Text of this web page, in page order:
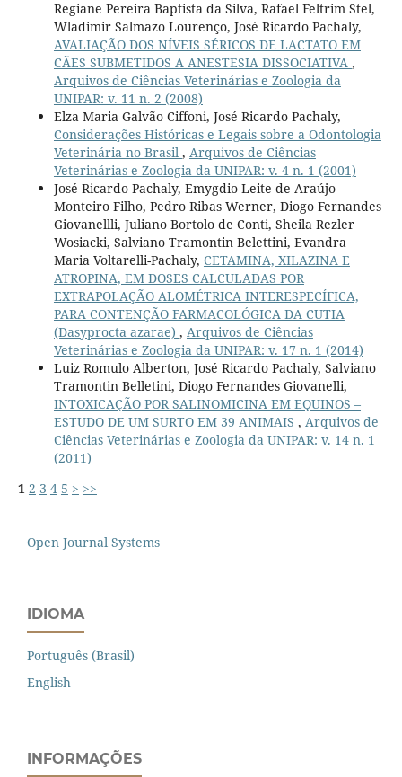
Regiane Pereira Baptista da Silva, Rafael Feltrim Stel,
Wladimir Salmazo Lourenço, José Ricardo Pachaly,
AVALIAÇÃO DOS NÍVEIS SÉRICOS DE LACTATO EM
CÃES SUBMETIDOS A ANESTESIA DISSOCIATIVA ,
Arquivos de Ciências Veterinárias e Zoologia da
UNIPAR: v. 11 n. 2 (2008)
Elza Maria Galvão Ciffoni, José Ricardo Pachaly,
Considerações Históricas e Legais sobre a Odontologia
Veterinária no Brasil , Arquivos de Ciências
Veterinárias e Zoologia da UNIPAR: v. 4 n. 1 (2001)
José Ricardo Pachaly, Emygdio Leite de Araújo
Monteiro Filho, Pedro Ribas Werner, Diogo Fernandes
Giovanellli, Juliano Bortolo de Conti, Sheila Rezler
Wosiacki, Salviano Tramontin Belettini, Evandra
Maria Voltarelli-Pachaly, CETAMINA, XILAZINA E
ATROPINA, EM DOSES CALCULADAS POR
EXTRAPOLAÇÃO ALOMÉTRICA INTERESPECÍFICA,
PARA CONTENÇÃO FARMACOLÓGICA DA CUTIA
(Dasyprocta azarae) , Arquivos de Ciências
Veterinárias e Zoologia da UNIPAR: v. 17 n. 1 (2014)
Luiz Romulo Alberton, José Ricardo Pachaly, Salviano
Tramontin Belletini, Diogo Fernandes Giovanelli,
INTOXICAÇÃO POR SALINOMICINA EM EQUINOS –
ESTUDO DE UM SURTO EM 39 ANIMAIS , Arquivos de
Ciências Veterinárias e Zoologia da UNIPAR: v. 14 n. 1
(2011)
1 2 3 4 5 > >>
Open Journal Systems
IDIOMA
Português (Brasil)
English
INFORMAÇÕES